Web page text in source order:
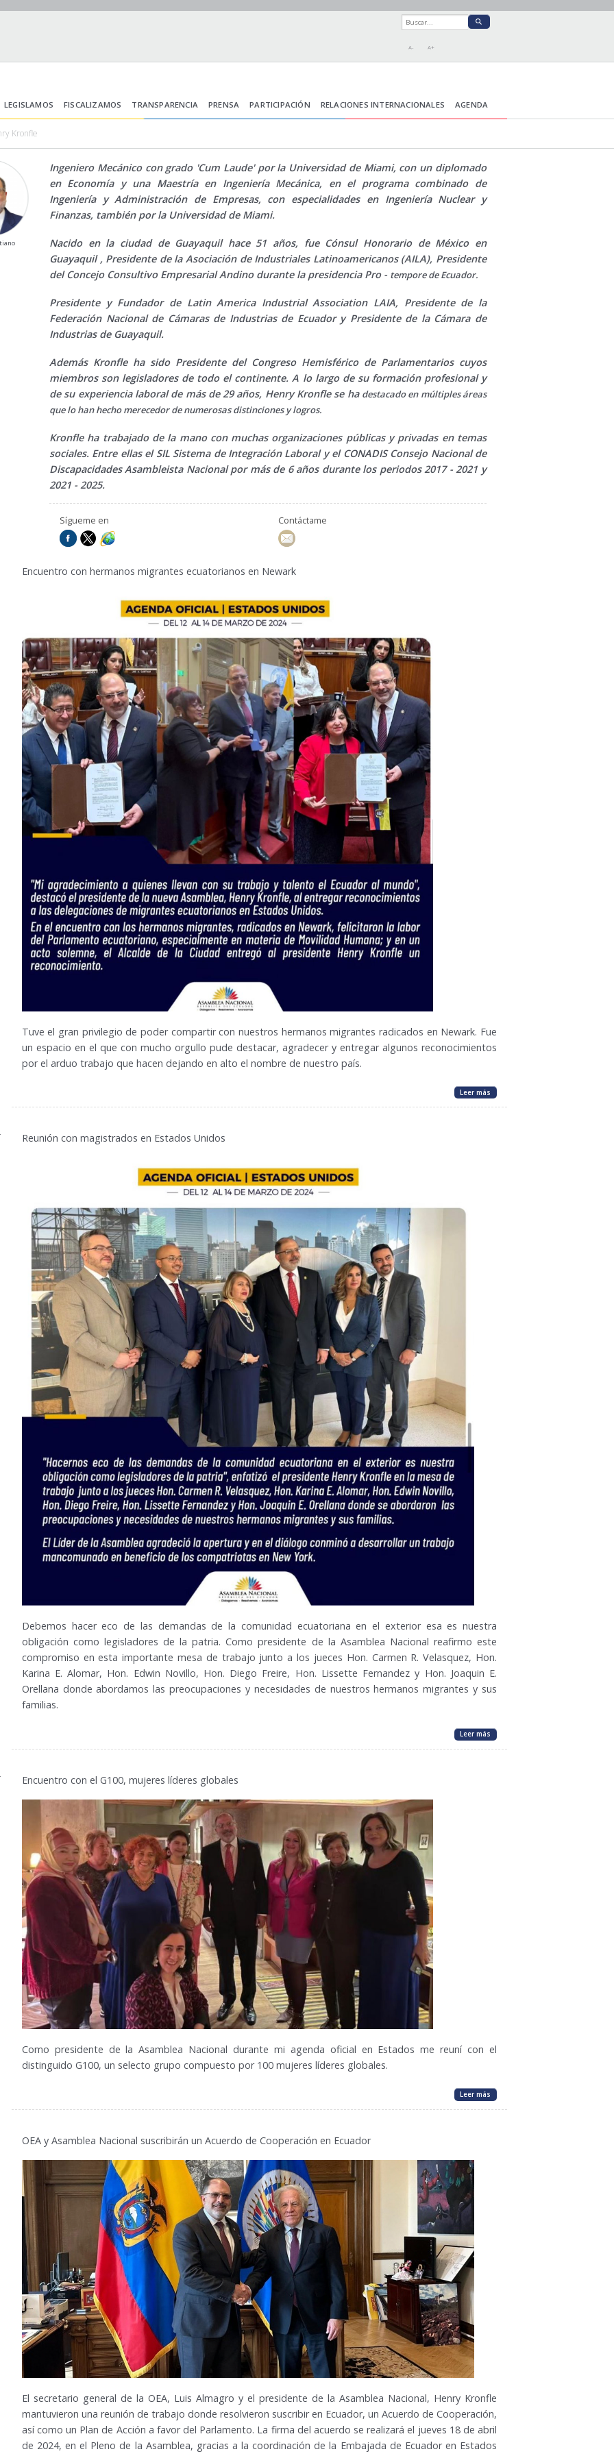
A- A+
LEGISLAMOS FISCALIZAMOS TRANSPARENCIA PRENSA PARTICIPACIÓN RELACIONES INTERNACIONALES AGENDA
Kronfle
Ingeniero Mecánico con grado 'Cum Laude' por la Universidad de Miami, con un diplomado
en Economía y una Maestría en Ingeniería Mecánica, en el programa combinado de
Ingeniería y Administración de Empresas, con especialidades en Ingeniería Nuclear y
Finanzas, también por la Universidad de Miami.
Nacido en la ciudad de Guayaquil hace 51 años, fue Cónsul Honorario de México en
Guayaquil , Presidente de la Asociación de Industriales Latinoamericanos (AILA), Presidente
del Concejo Consultivo Empresarial Andino durante la presidencia Pro - tempore de Ecuador.
Presidente y Fundador de Latin America Industrial Association LAIA, Presidente de la
Federación Nacional de Cámaras de Industrias de Ecuador y Presidente de la Cámara de
Industrias de Guayaquil.
Además Kronfle ha sido Presidente del Congreso Hemisférico de Parlamentarios cuyos
miembros son legisladores de todo el continente. A lo largo de su formación profesional y
de su experiencia laboral de más de 29 años, Henry Kronfle se ha destacado en múltiples áreas
que lo han hecho merecedor de numerosas distinciones y logros.
Kronfle ha trabajado de la mano con muchas organizaciones públicas y privadas en temas
sociales. Entre ellas el SIL Sistema de Integración Laboral y el CONADIS Consejo Nacional de
Discapacidades Asambleista Nacional por más de 6 años durante los periodos 2017 - 2021 y
2021 - 2025.
Sígueme en Contáctame
Encuentro con hermanos migrantes ecuatorianos en Newark
Tuve el gran privilegio de poder compartir con nuestros hermanos migrantes radicados en Newark. Fue
un espacio en el que con mucho orgullo pude destacar, agradecer y entregar algunos reconocimientos
por el arduo trabajo que hacen dejando en alto el nombre de nuestro país.
Leer más
Reunión con magistrados en Estados Unidos
Debemos hacer eco de las demandas de la comunidad ecuatoriana en el exterior esa es nuestra
obligación como legisladores de la patria. Como presidente de la Asamblea Nacional reafirmo este
compromiso en esta importante mesa de trabajo junto a los jueces Hon. Carmen R. Velasquez, Hon.
Karina E. Alomar, Hon. Edwin Novillo, Hon. Diego Freire, Hon. Lissette Fernandez y Hon. Joaquin E.
Orellana donde abordamos las preocupaciones y necesidades de nuestros hermanos migrantes y sus
familias.
Leer más
Encuentro con el G100, mujeres líderes globales
Como presidente de la Asamblea Nacional durante mi agenda oficial en Estados me reuní con el
distinguido G100, un selecto grupo compuesto por 100 mujeres líderes globales.
Leer más
OEA y Asamblea Nacional suscribirán un Acuerdo de Cooperación en Ecuador
El secretario general de la OEA, Luis Almagro y el presidente de la Asamblea Nacional, Henry Kronfle
mantuvieron una reunión de trabajo donde resolvieron suscribir en Ecuador, un Acuerdo de Cooperación,
así como un Plan de Acción a favor del Parlamento. La firma del acuerdo se realizará el jueves 18 de abril
de 2024, en el Pleno de la Asamblea, gracias a la coordinación de la Embajada de Ecuador en Estados